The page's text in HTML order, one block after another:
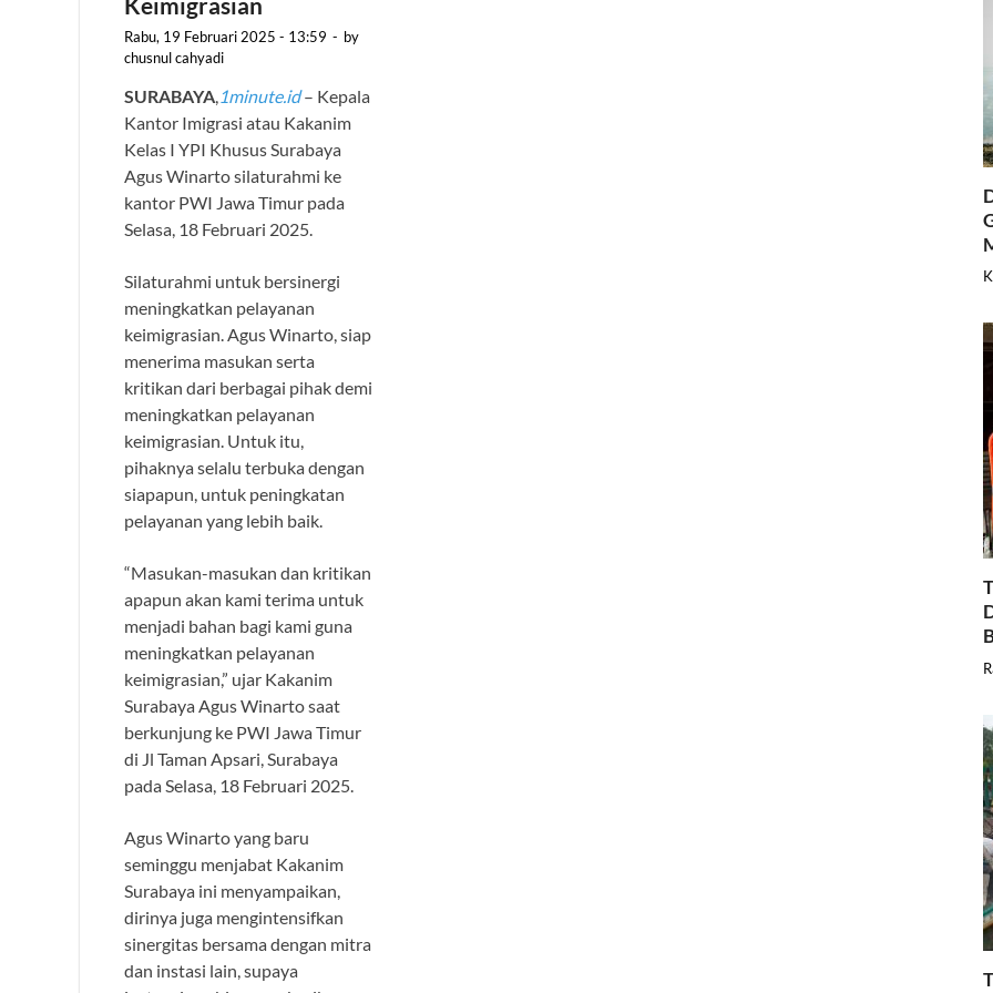
Rabu, 19 Februari 2025 - 13:59 - by
chusnul cahyadi
SURABAYA 1minute.id– Kepala
Kantor Imigrasi atau Kakanim
Kelas I YPI Khusus Surabaya
Agus Winarto silaturahmi ke
kantor PWI Jawa Timur pada
Selasa, 18 Februari 2025.
Silaturahmi untuk bersinergi
meningkatkan pelayanan
keimigrasian. Agus Winarto, siap
menerima masukan serta
kritikan dari berbagai pihak demi
meningkatkan pelayanan
keimigrasian. Untuk itu,
pihaknya selalu terbuka dengan
siapapun, untuk peningkatan
pelayanan yang lebih baik.
“Masukan-masukan dan kritikan
apapun akan kami terima untuk
menjadi bahan bagi kami guna
meningkatkan pelayanan
keimigrasian,” ujar Kakanim
Surabaya Agus Winarto saat
berkunjung ke PWI Jawa Timur
di Jl Taman Apsari, Surabaya
pada Selasa, 18 Februari 2025.
Agus Winarto yang baru
seminggu menjabat Kakanim
Surabaya ini menyampaikan,
dirinya juga mengintensifkan
sinergitas bersama dengan mitra
dan instasi lain, supaya